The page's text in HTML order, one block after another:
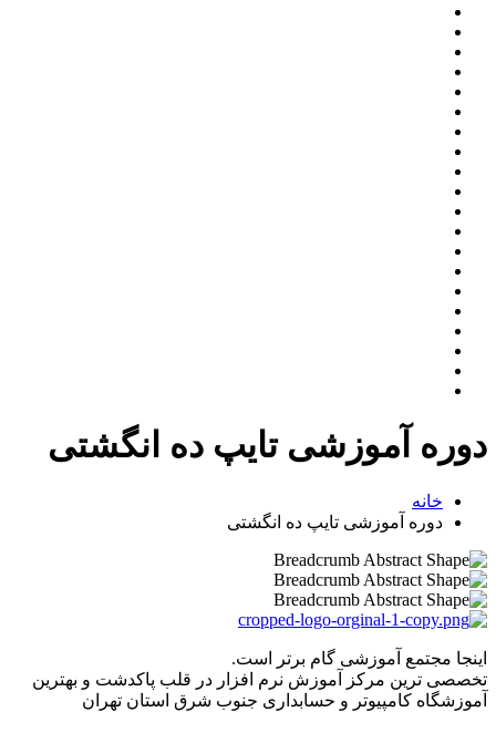
دوره آموزشی تایپ ده انگشتی
خانه
دوره آموزشی تایپ ده انگشتی
اینجا مجتمع آموزشی گام برتر است.
تخصصی ترین مرکز آموزش نرم افزار در قلب پاکدشت و بهترین
آموزشگاه کامپیوتر و حسابداری جنوب شرق استان تهران